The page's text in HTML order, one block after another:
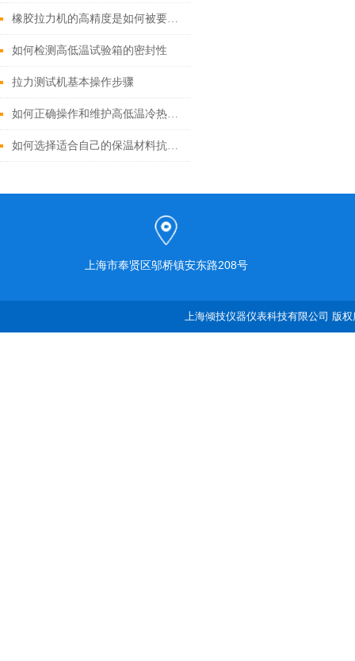
橡胶拉力机的高精度是如何被要求的？
如何检测高低温试验箱的密封性
拉力测试机基本操作步骤
如何正确操作和维护高低温冷热冲击试验箱
如何选择适合自己的保温材料抗折试验机精度等级？
上海市奉贤区邬桥镇安东路208号
上海倾技仪器仪表科技有限公司 版